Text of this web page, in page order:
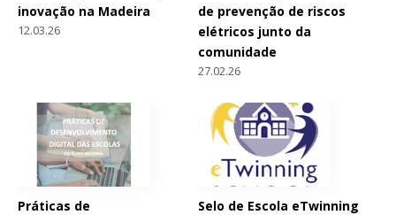
inovação na Madeira
12.03.26
de prevenção de riscos
elétricos junto da
comunidade
27.02.26
Práticas de
Selo de Escola eTwinning